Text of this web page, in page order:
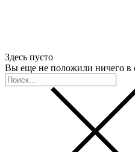
Здесь пусто
Вы еще не положили ничего в